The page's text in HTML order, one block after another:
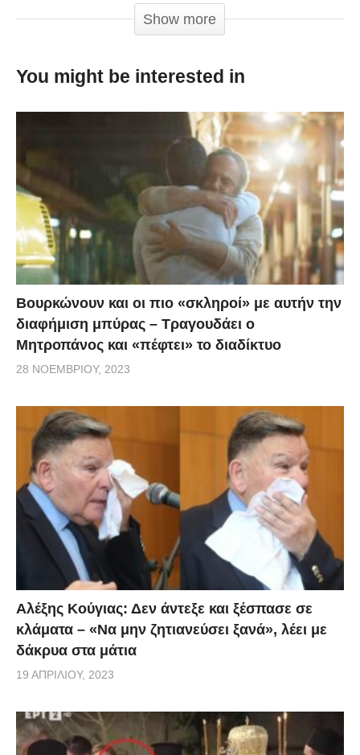
ειδαμε την Αθηνά να χορεύει το τραγούδι το οποίο
μας έκανε όλους να τρελαθούμε και δεν είναι άλλο
δεύτερη θέση στην Eurovision.
Show more
You might be interested in
Βουρκώνουν και οι πιο «σκληροί» με αυτήν την
διαφήμιση μπύρας – Τραγουδάει ο
Μητροπάνος και «πέφτει» το διαδίκτυο
28 ΝΟΕΜΒΡΊΟΥ, 2023
Αλέξης Κούγιας: Δεν άντεξε και ξέσπασε σε
κλάματα – «Να μην ζητιανεύσει ξανά», λέει με
δάκρυα στα μάτια
19 ΑΠΡΙΛΊΟΥ, 2023